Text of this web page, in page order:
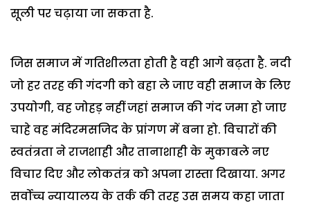
सूली पर चढ़ाया जा सकता है.
जिस समाज में गतिशीलता होती है वही आगे बढ़ता है. नदी
जो हर तरह की गंदगी को बहा ले जाए वही समाज के लिए
उपयोगी, वह जोहड़ नहीं जहां समाज की गंद जमा हो जाए
चाहे वह मंदिरमसजिद के प्रांगण में बना हो. विचारों की
स्वतंत्रता ने राजशाही और तानाशाही के मुकाबले नए
विचार दिए और लोकतंत्र को अपना रास्ता दिखाया. अगर
सर्वोच्च न्यायालय के तर्क की तरह उस समय कहा जाता